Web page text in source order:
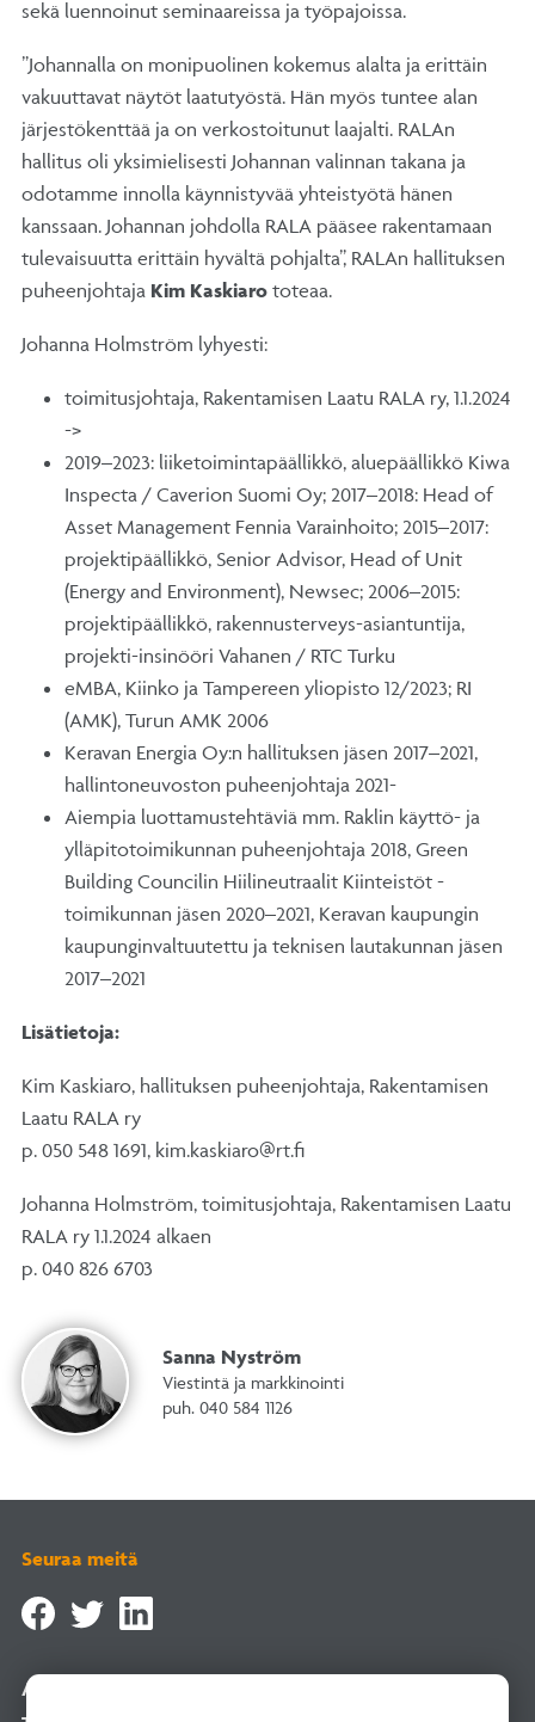
sekä luennoinut seminaareissa ja työpajoissa.
”Johannalla on monipuolinen kokemus alalta ja erittäin
vakuuttavat näytöt laatutyöstä. Hän myös tuntee alan
järjestökenttää ja on verkostoitunut laajalti. RALAn
hallitus oli yksimielisesti Johannan valinnan takana ja
odotamme innolla käynnistyvää yhteistyötä hänen
kanssaan. Johannan johdolla RALA pääsee rakentamaan
tulevaisuutta erittäin hyvältä pohjalta”, RALAn hallituksen
puheenjohtaja Kim Kaskiaro toteaa.
Johanna Holmström lyhyesti:
toimitusjohtaja, Rakentamisen Laatu RALA ry, 1.1.2024
->
2019–2023: liiketoimintapäällikkö, aluepäällikkö Kiwa
Inspecta / Caverion Suomi Oy; 2017–2018: Head of
Asset Management Fennia Varainhoito; 2015–2017:
projektipäällikkö, Senior Advisor, Head of Unit
(Energy and Environment), Newsec; 2006–2015:
projektipäällikkö, rakennusterveys-asiantuntija,
projekti-insinööri Vahanen / RTC Turku
eMBA, Kiinko ja Tampereen yliopisto 12/2023; RI
(AMK), Turun AMK 2006
Keravan Energia Oy:n hallituksen jäsen 2017–2021,
hallintoneuvoston puheenjohtaja 2021-
Aiempia luottamustehtäviä mm. Raklin käyttö- ja
ylläpitotoimikunnan puheenjohtaja 2018, Green
Building Councilin Hiilineutraalit Kiinteistöt -
toimikunnan jäsen 2020–2021, Keravan kaupungin
kaupunginvaltuutettu ja teknisen lautakunnan jäsen
2017–2021
Lisätietoja:
Kim Kaskiaro, hallituksen puheenjohtaja, Rakentamisen
Laatu RALA ry
p. 050 548 1691, kim.kaskiaro@rt.fi
Johanna Holmström, toimitusjohtaja, Rakentamisen Laatu
RALA ry 1.1.2024 alkaen
p. 040 826 6703
Sanna Nyström
Viestintä ja markkinointi
puh. 040 584 1126
Seuraa meitä
Asiointipalvelu